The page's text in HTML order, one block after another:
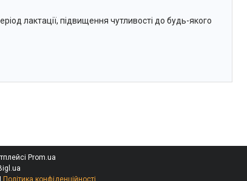
лактації, підвищення чутливості до будь-якого
Prom.ua
| Політика конфіденційності